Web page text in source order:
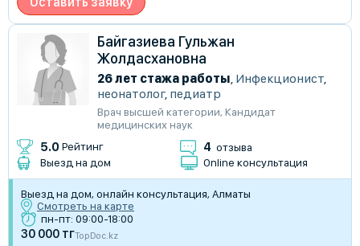
Байгазиева Гульжан
Жолдасхановна
26 лет стажа работы Инфекционист
неонатолог, педиатр
Врач высшей категории, Кандидат
медицинских наук
5.0 Рейтинг 4 отзыва
Выезд на дом
Online консультация
Выезд на дом, онлайн консультация, Алматы
Смотреть на карте
пн-пт: 09:00-18:00
30 000 тгTopDoc.kz